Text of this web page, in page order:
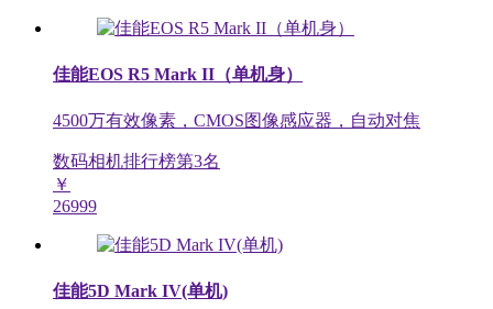
佳能EOS R5 Mark II（单机身）
4500万有效像素，CMOS图像感应器，自动对焦
数码相机排行榜第3名
￥
26999
佳能5D Mark IV(单机)